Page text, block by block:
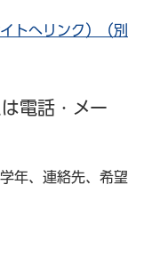
トへリンク）（別
電話・メー
年、連絡先、希望